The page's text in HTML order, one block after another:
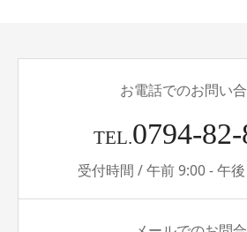
お電話でのお問い
TEL.0794-
受付時間 / 午前 9:00 - 午